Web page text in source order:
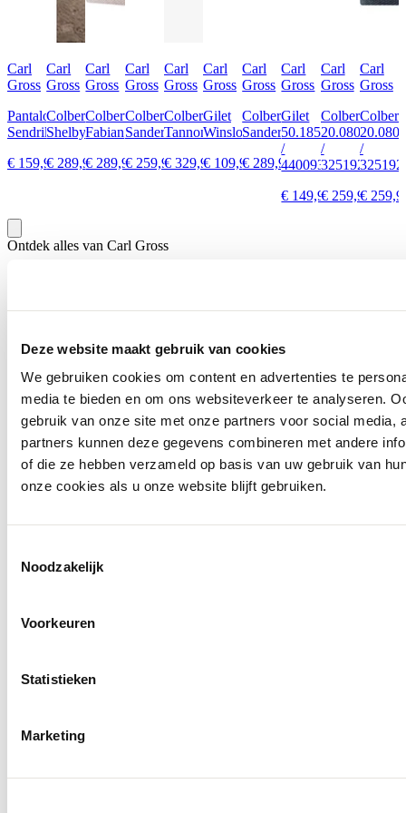
Deze website maakt gebruik van cookies
We gebruiken cookies om content en advertenties te
media te bieden en om ons websiteverkeer te analyseren.
gebruik van onze site met onze partners voor social media,
partners kunnen deze gegevens combineren met andere
of die ze hebben verzameld op basis van uw gebruik van
onze cookies als u onze website blijft gebruiken.
Noodzakelijk
Voorkeuren
Statistieken
Marketing
Carl
Gross
Pantalon
Sendrik
€ 159,95
Carl
Gross
Colbert
Shelby
€ 289,95
Carl
Gross
Colbert
Fabian
€ 289,95
Carl
Gross
Colbert
Sander
€ 259,95
Carl
Gross
Colbert
Tannon
€ 329,95
Carl
Gross
Gilet
Winslow
€ 109,95
Carl
Gross
Colbert
Sander
€ 289,95
Carl
Gross
Gilet
50.185S0
/
440093
€ 149,95
Carl
Gross
Colbert
20.080J1
/
325192
€ 259,95
Carl
Gross
Colbert
/
325192
€
Ontdek alles van Carl Gross